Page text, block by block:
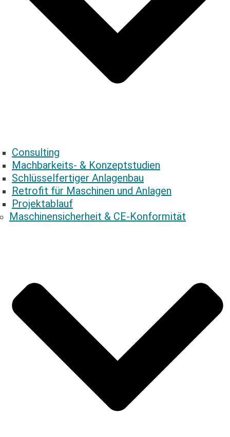
Consulting
Mach­bar­keits- & Konzeptstudien
Schlüs­sel­fer­ti­ger Anlagenbau
Retrofit für Maschinen und Anlagen
Pro­jekt­ab­lauf
Maschinen­sicherheit & CE-Konformität